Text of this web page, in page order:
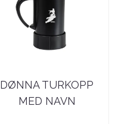
DØNNA TURKOPP
MED NAVN